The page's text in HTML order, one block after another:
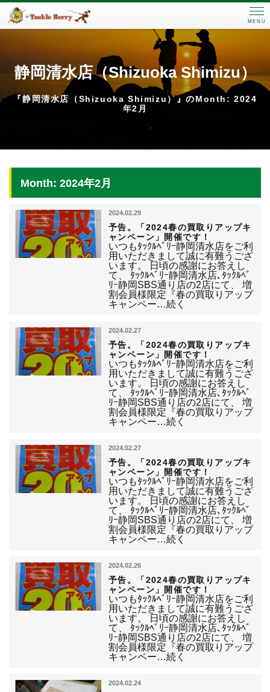
MENU
静岡清水店（Shizuoka Shimizu）
『静岡清水店（Shizuoka Shimizu）』のMonth: 2024
年2月
Month: 2024年2月
2024.02.29
予告。「2024春の買取りアップキ
ャンペーン」開催です！
いつもﾀｯｸﾙﾍﾞﾘｰ静岡清水店をご利
用いただきまして誠に有難うござ
います。 日頃の感謝にお答えし
て、 ﾀｯｸﾙﾍﾞﾘｰ静岡清水店､ﾀｯｸﾙﾍﾞ
ﾘｰ静岡SBS通り店の2店にて、 増
割会員様限定『春の買取りアップ
キャンペー…続く
2024.02.27
予告。「2024春の買取りアップキ
ャンペーン」開催です！
いつもﾀｯｸﾙﾍﾞﾘｰ静岡清水店をご利
用いただきまして誠に有難うござ
います。 日頃の感謝にお答えし
て、 ﾀｯｸﾙﾍﾞﾘｰ静岡清水店､ﾀｯｸﾙﾍﾞ
ﾘｰ静岡SBS通り店の2店にて、 増
割会員様限定『春の買取りアップ
キャンペー…続く
2024.02.27
予告。「2024春の買取りアップキ
ャンペーン」開催です！
いつもﾀｯｸﾙﾍﾞﾘｰ静岡清水店をご利
用いただきまして誠に有難うござ
います。 日頃の感謝にお答えし
て、 ﾀｯｸﾙﾍﾞﾘｰ静岡清水店､ﾀｯｸﾙﾍﾞ
ﾘｰ静岡SBS通り店の2店にて、 増
割会員様限定『春の買取りアップ
キャンペー…続く
2024.02.26
予告。「2024春の買取りアップキ
ャンペーン」開催です！
いつもﾀｯｸﾙﾍﾞﾘｰ静岡清水店をご利
用いただきまして誠に有難うござ
います。 日頃の感謝にお答えし
て、 ﾀｯｸﾙﾍﾞﾘｰ静岡清水店､ﾀｯｸﾙﾍﾞ
ﾘｰ静岡SBS通り店の2店にて、 増
割会員様限定『春の買取りアップ
キャンペー…続く
2024.02.24